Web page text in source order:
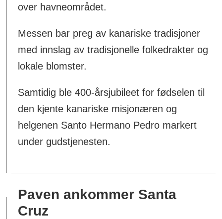
over havneområdet.
Messen bar preg av kanariske tradisjoner
med innslag av tradisjonelle folkedrakter og
lokale blomster.
Samtidig ble 400-årsjubileet for fødselen til
den kjente kanariske misjonæren og
helgenen Santo Hermano Pedro markert
under gudstjenesten.
Paven ankommer Santa
Cruz